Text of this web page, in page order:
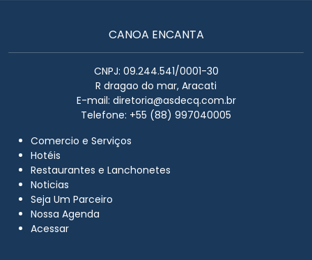
CANOA ENCANTA
CNPJ: 09.244.541/0001-30
R dragao do mar, Aracati
E-mail: diretoria@asdecq.com.br
Telefone: +55 (88) 997040005
Comercio e Serviços
Hotéis
Restaurantes e Lanchonetes
Noticias
Seja Um Parceiro
Nossa Agenda
Acessar